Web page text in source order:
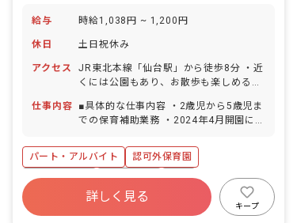
給与 時給1,038円 ~ 1,200円
休日 土日祝休み
アクセス
JR東北本線「仙台駅」から徒歩8分 ・近
くには公園もあり、お散歩も楽しめる環
ンター、スーパー、コンビニも近く、お
買い物にも便利です！ ※マイカー・バイ
談／駐車場・駐輪場あり、職員の費用負
担はなし）
仕事内容
■具体的な仕事内容 ・2歳児から5歳児ま
での保育補助業務 ・2024年4月開園に向
本語での教育カリキュラム実施 ＜クラス
定員＞ 2歳児クラス 18名 3歳児クラス
32名 4歳児クラス 32名 5歳児クラス 32
名 ■保育理念 ・日常的にカリキュラムを
英語で実施。圧倒的な英語量で英語耳を
パート・アルバイト
認可外保育園
社会保険完備
土日祝休み
有給
福利厚生充実
残業少なめ
昇給昇進あり
詳しく見る
キープ